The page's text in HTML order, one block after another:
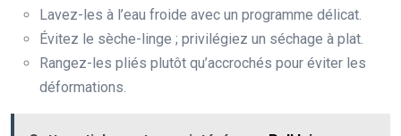
Lavez-les à l’eau froide avec un programme délicat.
Évitez le sèche-linge ; privilégiez un séchage à plat.
Rangez-les pliés plutôt qu’accrochés pour éviter les
déformations.